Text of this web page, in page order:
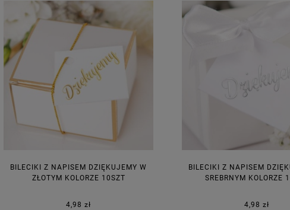
BILECIKI Z NAPISEM DZIĘKUJEMY W
ZŁOTYM KOLORZE 10SZT
4,98 zł
BILECIKI Z NAPISEM
SREBRNYM KOLORZE
4,98 zł